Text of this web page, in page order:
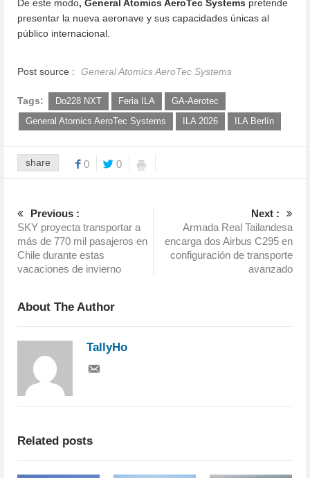
De este modo, General Atomics AeroTec Systems pretende
presentar la nueva aeronave y sus capacidades únicas al
público internacional.
Post source : General Atomics AeroTec Systems
Tags: Do228 NXT Feria ILA
GA-Aerotec
General Atomics AeroTec Systems
ILA 2026 ILA Berlín
share 0 0
Previous :
SKY proyecta transportar a
más de 770 mil pasajeros en
Chile durante estas
vacaciones de invierno
Next :
Armada Real Tailandesa
encarga dos Airbus C295 en
configuración de transporte
avanzado
About The Author
TallyHo
Related posts